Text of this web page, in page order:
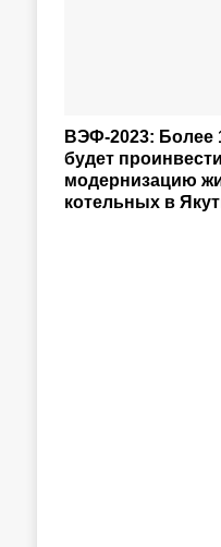
ВЭФ-2023: Более
будет
модернизацию
котельных в